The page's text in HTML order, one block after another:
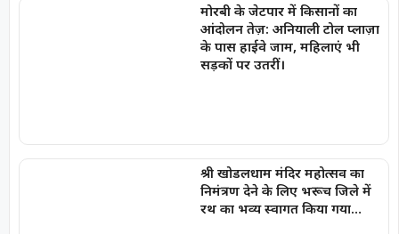
मोरबी के जेटपार में किसानों का
आंदोलन तेज़: अनियाली टोल प्लाज़ा
के पास हाईवे जाम, महिलाएं भी
सड़कों पर उतरीं।
श्री खोडलधाम मंदिर महोत्सव का
निमंत्रण देने के लिए भरूच जिले में
रथ का भव्य स्वागत किया गया…